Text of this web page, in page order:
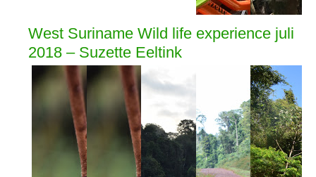
West Suriname Wild life experience juli
2018 – Suzette Eeltink